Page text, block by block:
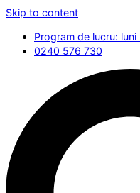
Skip to content
Program de lucru:
0240 576 730